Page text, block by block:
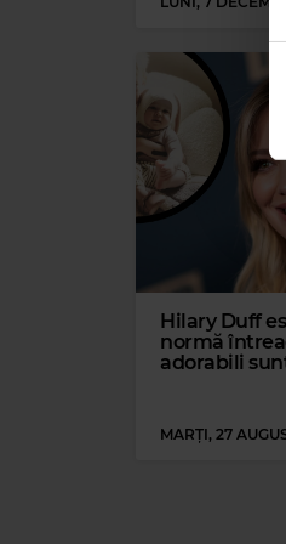
Hilary Duff
normă
adorabili
MARȚI, 27